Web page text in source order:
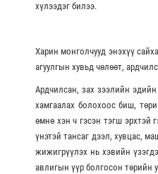
хүлээдэг билээ.
Харин монголчууд энэхүү
агуулгын хувьд чөлөөт,
Ардчилсан, зах зээлийн
хамгаалах болохоос биш,
өмнө хэн ч гэсэн тэгш эрхтэй
үнэтэй тансаг дээл, хувцас,
жижигрүүлэх нь хэвийн
авлигын үүр болгосон төрийн